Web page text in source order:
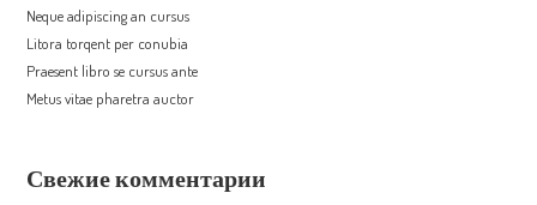
Neque adipiscing an cursus
Litora torqent per conubia
Praesent libro se cursus ante
Metus vitae pharetra auctor
Свежие комментарии